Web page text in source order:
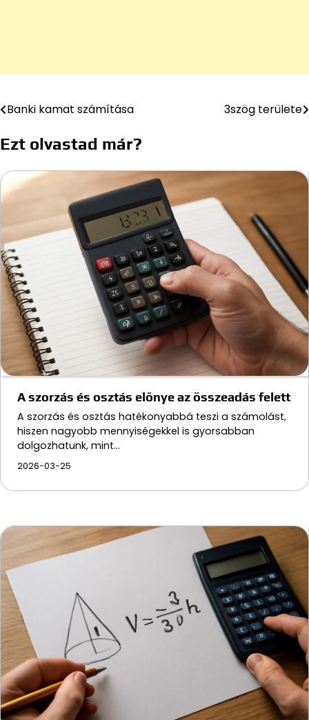
Bejegyzés
navigáció
Banki kamat számítása 3szög területe
Ezt olvastad már?
A szorzás és osztás előnye az összeadás felett
A szorzás és osztás hatékonyabbá teszi a számolást,
hiszen nagyobb mennyiségekkel is gyorsabban
dolgozhatunk, mint…
2026-03-25